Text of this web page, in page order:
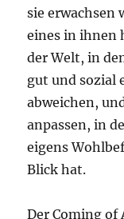
sie erwachsen
eines in ihnen
der Welt, in
gut und sozial
abweichen,
anpassen, in
eigens
Blick hat.
Der Coming of